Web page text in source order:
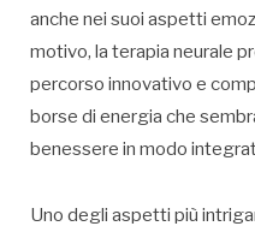
anche nei suoi aspetti
motivo, la terapia neurale
percorso innovativo e
borse di energia che
benessere in modo
Uno degli aspetti più